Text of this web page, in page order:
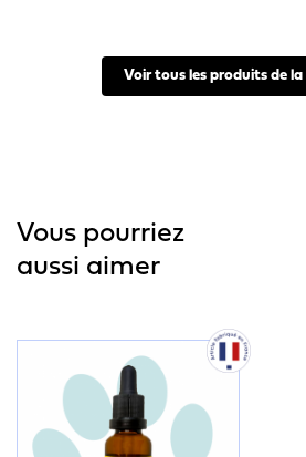
Voir tous les produits de
Vous pourriez
aussi aimer